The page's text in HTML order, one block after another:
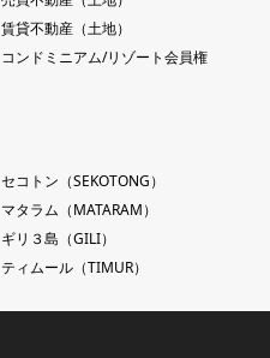
賃貸不動産（土地）
コンドミニアム/リゾート会員権
セコトン（SEKOTONG）
マタラム（MATARAM）
ギリ３島（GILI）
ティムール（TIMUR）